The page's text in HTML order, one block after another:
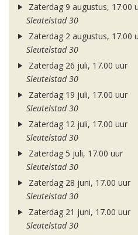
Zaterdag 9 augustus, 17.00
Sleutelstad 30
Zaterdag 2 augustus, 17.00
Sleutelstad 30
Zaterdag 26 juli, 17.00 uur
Sleutelstad 30
Zaterdag 19 juli, 17.00 uur
Sleutelstad 30
Zaterdag 12 juli, 17.00 uur
Sleutelstad 30
Zaterdag 5 juli, 17.00 uur
Sleutelstad 30
Zaterdag 28 juni, 17.00 uur
Sleutelstad 30
Zaterdag 21 juni, 17.00 uur
Sleutelstad 30